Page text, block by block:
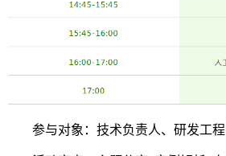
参与对象：技术负责人、研发工程